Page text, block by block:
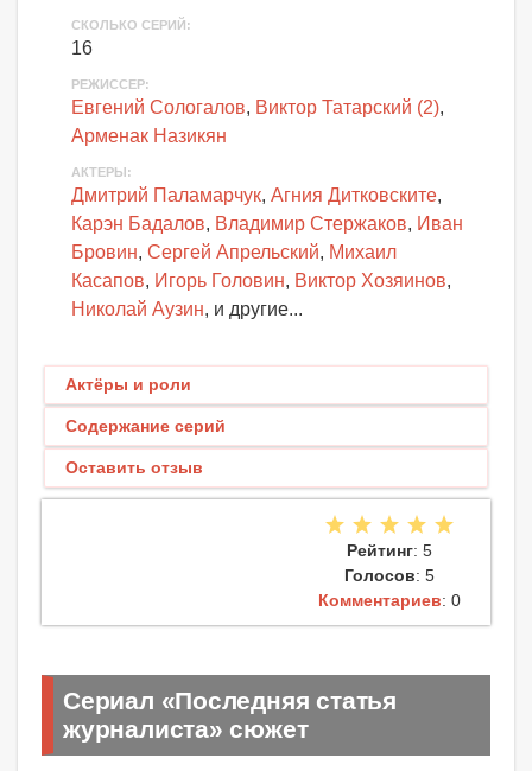
СКОЛЬКО СЕРИЙ:
16
РЕЖИССЕР:
Евгений Сологалов, Виктор Татарский (2),
Арменак Назикян
АКТЕРЫ:
Дмитрий Паламарчук, Агния Дитковските,
Карэн Бадалов, Владимир Стержаков, Иван
Бровин, Сергей Апрельский, Михаил
Касапов, Игорь Головин, Виктор Хозяинов,
Николай Аузин, и другие...
Актёры и роли
Содержание серий
Оставить отзыв
Рейтинг: 5
Голосов: 5
Комментариев: 0
Сериал «Последняя статья
журналиста» сюжет